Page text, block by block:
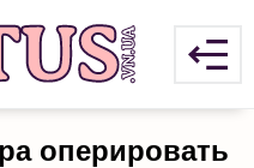
оперировать